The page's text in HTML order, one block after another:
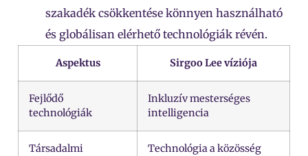
szakadék csökkentése könnyen használható
és globálisan elérhető technológiák révén.
Aspektus Sirgoo Lee víziója
Fejlődő
technológiák
Inkluzív mesterséges
intelligencia
Társadalmi
Technológia a közösség